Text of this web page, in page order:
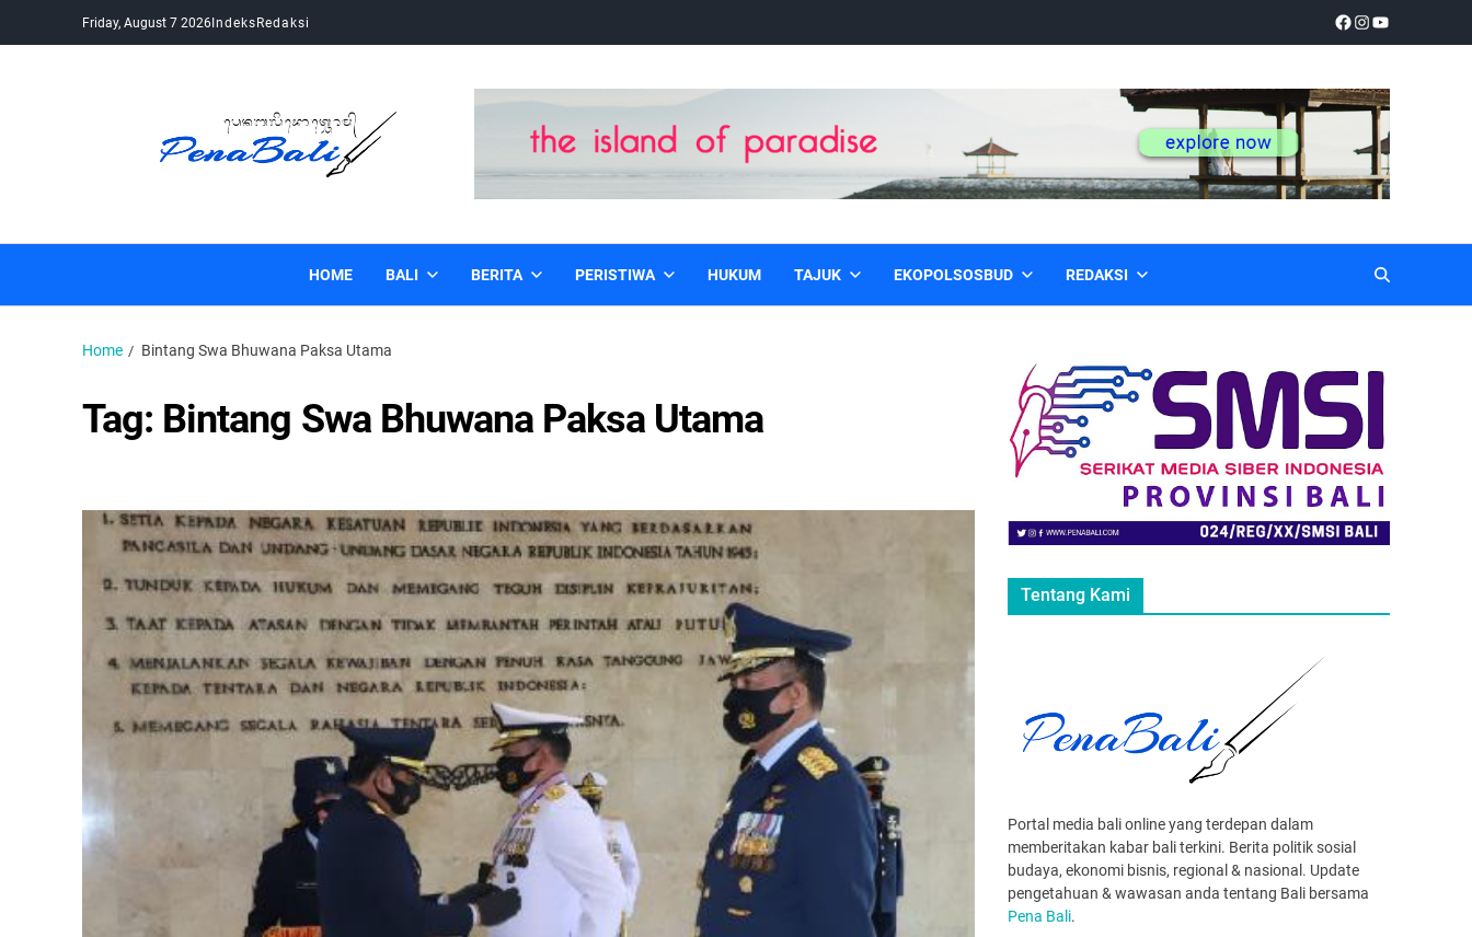
Friday, August 7 2026IndeksRedaksi
HOME BALI BERITA PERISTIWA HUKUM TAJUK EKOPOLSOSBUD REDAKSI
Home Bintang Swa Bhuwana Paksa Utama
Tag: Bintang Swa Bhuwana Paksa Utama
Tentang Kami
Portal media bali online yang terdepan dalam
memberitakan kabar bali terkini. Berita politik sosial
budaya, ekonomi bisnis, regional & nasional. Update
pengetahuan & wawasan anda tentang Bali bersama
Pena Bali.